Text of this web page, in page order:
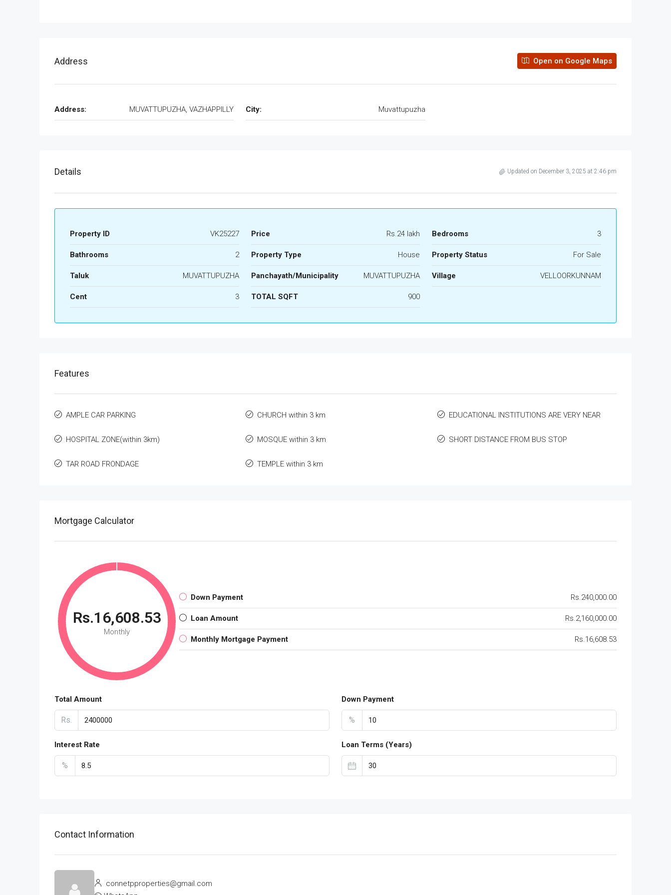
Address Open on Google Maps
Address: MUVATTUPUZHA, VAZHAPPILLY City: Muvattupuzha
Details Updated on December 3, 2025 at 2:46 pm
Property ID VK25227 Price Rs.24 lakh Bedrooms 3
Bathrooms 2 Property Type House Property Status For Sale
Taluk MUVATTUPUZHA Panchayath/Municipality MUVATTUPUZHA Village VELLOORKUNNAM
Cent 3 TOTAL SQFT 900
Features
AMPLE CAR PARKING CHURCH within 3 km EDUCATIONAL INSTITUTIONS ARE VERY NEAR
HOSPITAL ZONE(within 3km) MOSQUE within 3 km SHORT DISTANCE FROM BUS STOP
TAR ROAD FRONDAGE TEMPLE within 3 km
Mortgage Calculator
Rs.16,608.53
Monthly
Down Payment Rs.240,000.00
Loan Amount Rs.2,160,000.00
Monthly Mortgage Payment Rs.16,608.53
Total Amount
Rs.
Down Payment
%
Interest Rate
%
Loan Terms (Years)
Contact Information
connetpproperties@gmail.com